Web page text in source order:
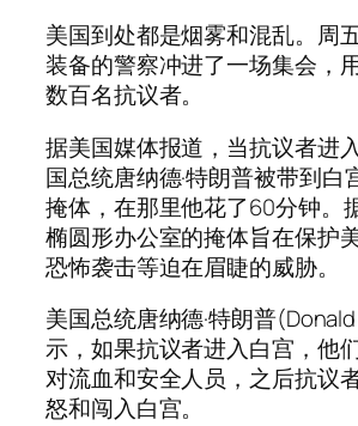
美国到处都是烟雾和混乱。周
装备的警察冲进了一场集会，
数百名抗议者。
据美国媒体报道，当抗议者进
国总统唐纳德·特朗普被带到白
掩体，在那里他花了60分钟。
椭圆形办公室的掩体旨在保护
恐怖袭击等迫在眉睫的威胁。
美国总统唐纳德·特朗普
示，如果抗议者进入白宫，他
对流血和安全人员，之后抗议
怒和闯入白宫。